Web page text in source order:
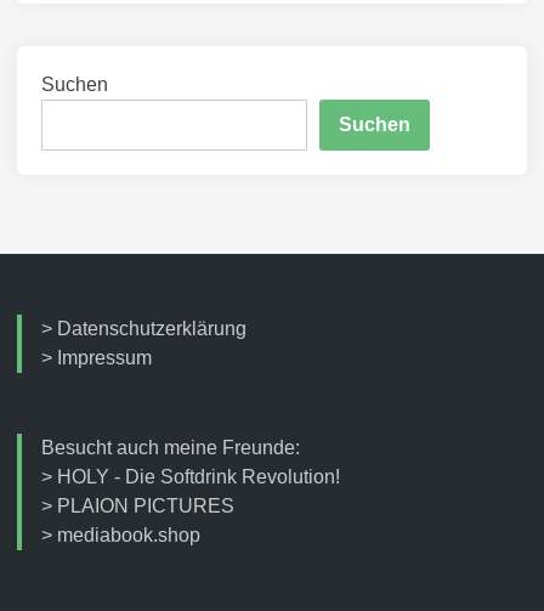
Suchen
Suchen
> Datenschutzerklärung
> Impressum
Besucht auch meine Freunde:
> HOLY - Die Softdrink Revolution!
> PLAION PICTURES
> mediabook.shop